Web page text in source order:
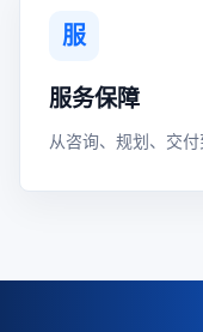
服
服务保障
从咨询、规划、交